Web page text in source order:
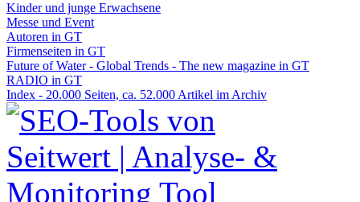
Kinder und junge Erwachsene
Messe und Event
Autoren in GT
Firmenseiten in GT
Future of Water - Global Trends - The new magazine in GT
RADIO in GT
Index - 20.000 Seiten, ca. 52.000 Artikel im Archiv